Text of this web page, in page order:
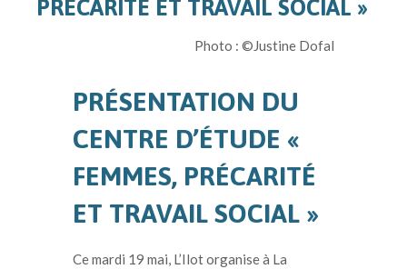
PRÉCARITÉ ET TRAVAIL SOCIAL »
Photo : ©Justine Dofal
PRÉSENTATION DU
CENTRE D’ÉTUDE «
FEMMES, PRÉCARITÉ
ET TRAVAIL SOCIAL »
Ce mardi 19 mai, L’Ilot organise à La